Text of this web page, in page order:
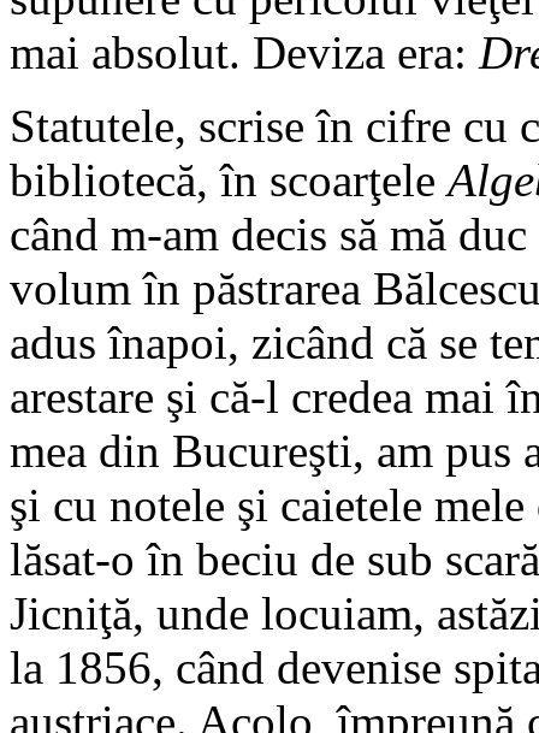
mai absolut. Deviza era:
Statutele, scrise în cifre cu
bibliotecă, în scoarţele
când m-am decis să mă
volum în păstrarea
adus înapoi, zicând că se
arestare şi că-l credea mai
mea din Bucureşti, am pus
şi cu notele şi caietele
lăsat-o în beciu de sub
Jicniţă, unde locuiam,
la 1856, când devenise
austriace. Acolo, împreună